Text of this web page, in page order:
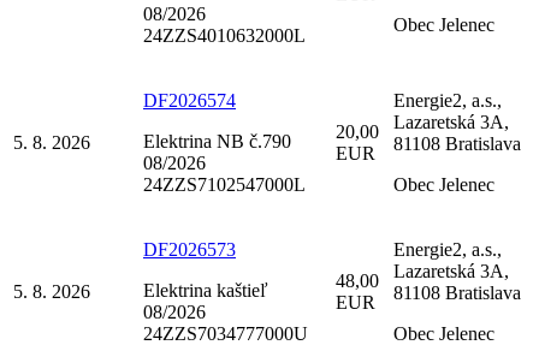
08/2026
24ZZS4010632000L
Obec Jelenec
5. 8. 2026
DF2026574
Elektrina NB č.790
08/2026
24ZZS7102547000L
20,00
EUR
Energie2, a.s.,
Lazaretská 3A,
81108 Bratislava
Obec Jelenec
5. 8. 2026
DF2026573
Elektrina kaštieľ
08/2026
24ZZS7034777000U
48,00
EUR
Energie2, a.s.,
Lazaretská 3A,
81108 Bratislava
Obec Jelenec